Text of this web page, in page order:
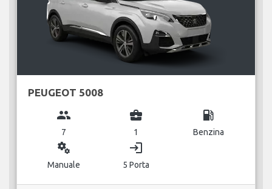
PEUGEOT 5008
group
7
business_center
1
local_gas_station
Benzina
miscellaneous_services
Manuale
login
5 Porta